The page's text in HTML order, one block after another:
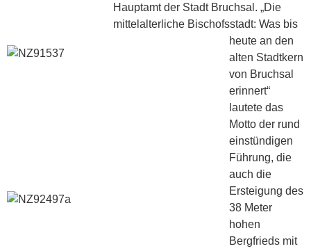
Hauptamt der Stadt Bruchsal. „Die
mittelalterliche Bischofsstadt: Was bis
heute an den
alten Stadtkern
von Bruchsal
erinnert“
lautete das
Motto der rund
einstündigen
Führung, die
auch die
Ersteigung des
38 Meter
hohen
Bergfrieds mit